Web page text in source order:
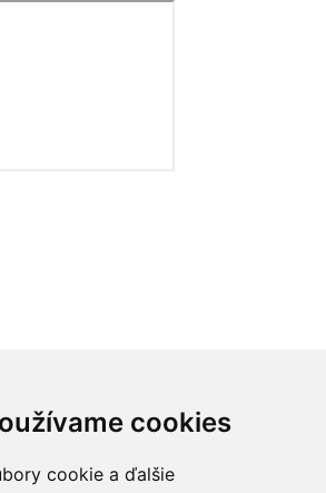
cookies
cookie a ďalšie
v auguste 2002 v snahe zlepšiť
celiakii.